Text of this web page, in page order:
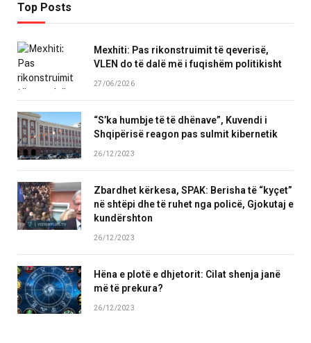
Top Posts
Mexhiti: Pas rikonstruimit të qeverisë,
VLEN do të dalë më i fuqishëm politikisht
27/06/2026
“S’ka humbje të të dhënave”, Kuvendi i
Shqipërisë reagon pas sulmit kibernetik
26/12/2023
Zbardhet kërkesa, SPAK: Berisha të “kyçet”
në shtëpi dhe të ruhet nga policë, Gjokutaj e
kundërshton
26/12/2023
Hëna e plotë e dhjetorit: Cilat shenja janë
më të prekura?
26/12/2023